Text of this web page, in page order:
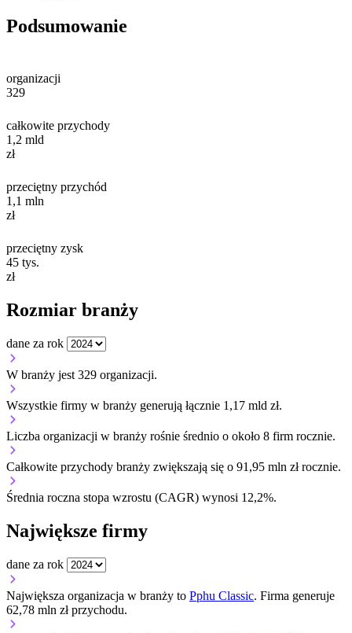
Podsumowanie
organizacji
329
całkowite przychody
1,2 mld
zł
przeciętny przychód
1,1 mln
zł
przeciętny zysk
45 tys.
zł
Rozmiar branży
dane za rok
W branży jest 329 organizacji.
Wszystkie firmy w branży generują łącznie 1,17 mld zł.
Liczba organizacji w branży rośnie średnio o około 8 firm rocznie.
Całkowite przychody branży zwiększają się o 91,95 mln zł rocznie.
Średnia roczna stopa wzrostu (CAGR) wynosi 12,2%.
Największe firmy
dane za rok
Największa organizacja w branży to Pphu Classic. Firma generuje
62,78 mln zł przychodu.